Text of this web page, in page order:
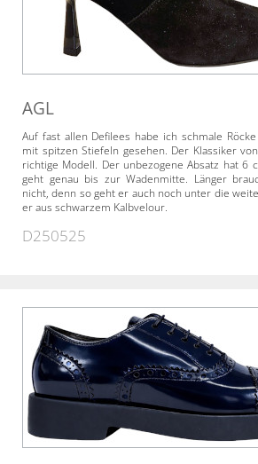
AGL
Auf fast allen Defilees habe ich schmale
mit spitzen Stiefeln gesehen. Der Klassiker
richtige Modell. Der unbezogene Absatz hat 6
geht genau bis zur Wadenmitte. Länger
nicht, denn so geht er auch noch unter die
er aus schwarzem Kalbvelour.
D250525